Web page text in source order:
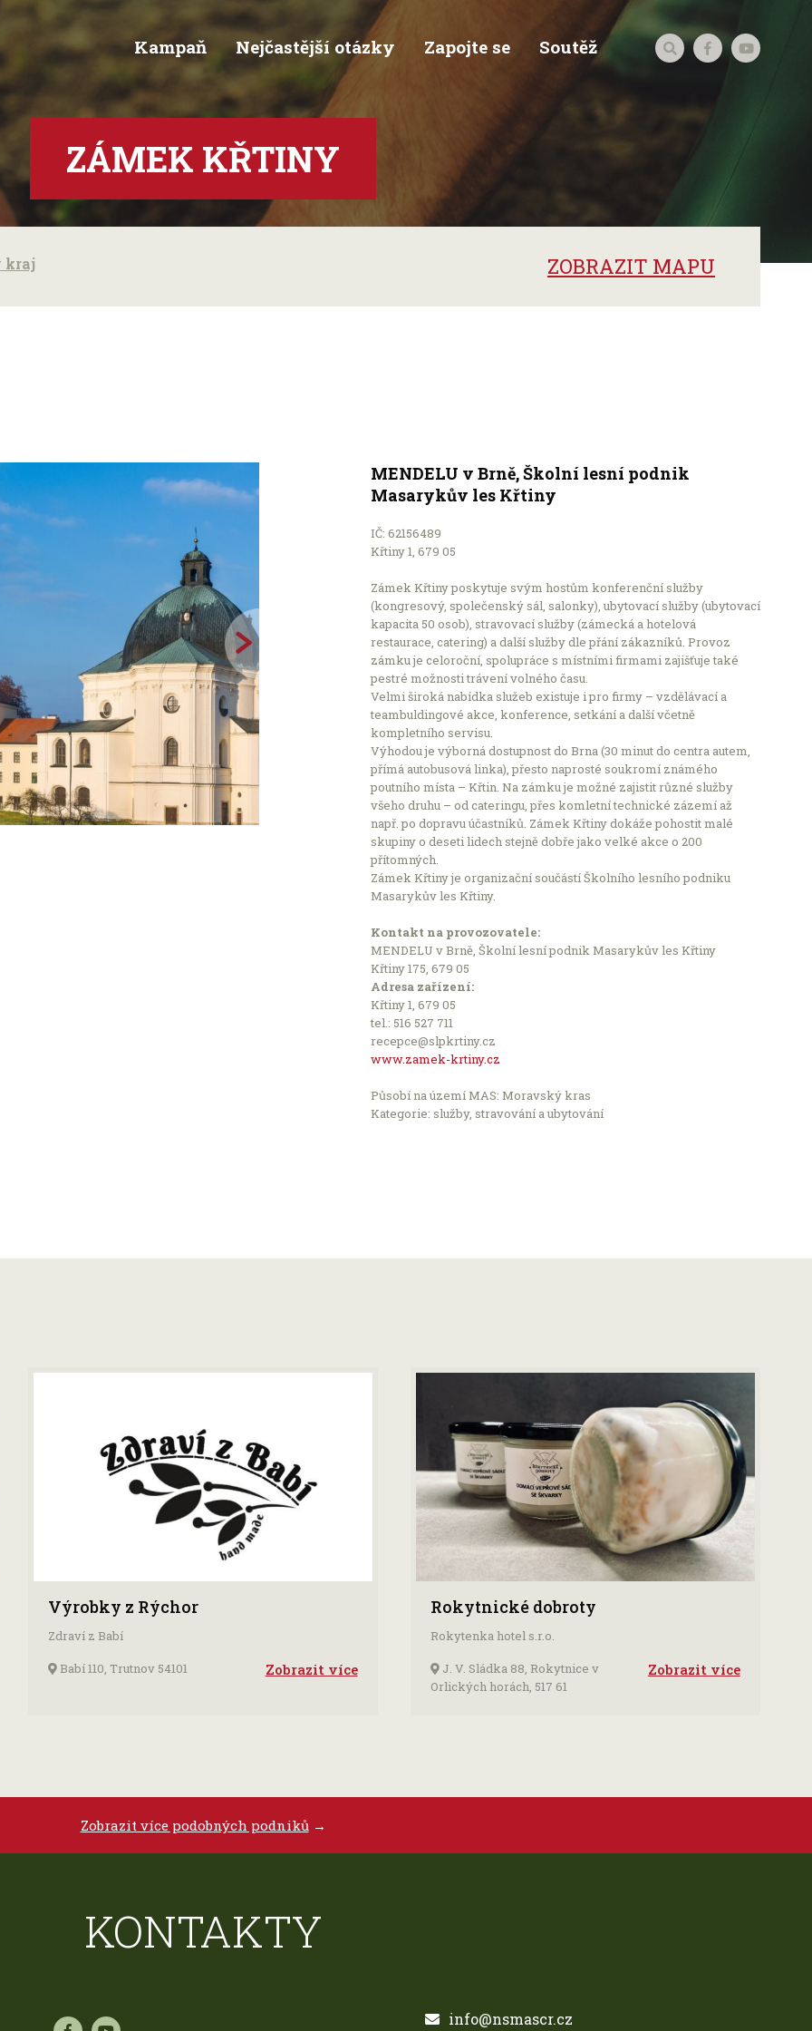
Kampaň Nejčastější otázky Zapojte se Soutěž
ZÁMEK KŘTINY
kraj ZOBRAZIT MAPU
Leaflet
MENDELU v Brně, Školní lesní podnik
Masarykův les Křtiny
IČ: 62156489
Křtiny 1, 679 05
Zámek Křtiny poskytuje svým hostům konferenční služby
(kongresový, společenský sál, salonky), ubytovací služby (ubytovací
kapacita 50 osob), stravovací služby (zámecká a hotelová
restaurace, catering) a další služby dle přání zákazníků. Provoz
zámku je celoroční, spolupráce s místními firmami zajišťuje také
pestré možnosti trávení volného času.
Velmi široká nabídka služeb existuje i pro firmy – vzdělávací a
teambuldingové akce, konference, setkání a další včetně
kompletního servisu.
Výhodou je výborná dostupnost do Brna (30 minut do centra autem,
přímá autobusová linka), přesto naprosté soukromí známého
poutního místa – Křtin. Na zámku je možné zajistit různé služby
všeho druhu – od cateringu, přes komletní technické zázemí až
např. po dopravu účastníků. Zámek Křtiny dokáže pohostit malé
skupiny o deseti lidech stejně dobře jako velké akce o 200
přítomných.
Zámek Křtiny je organizační součástí Školního lesního podniku
Masarykův les Křtiny.
Kontakt na provozovatele:
MENDELU v Brně, Školní lesní podnik Masarykův les Křtiny
Křtiny 175, 679 05
Adresa zařízení:
Křtiny 1, 679 05
tel.: 516 527 711
recepce@slpkrtiny.cz
www.zamek-krtiny.cz
Působí na území MAS: Moravský kras
Kategorie: služby, stravování a ubytování
Výrobky z Rýchor
Zdraví z Babí
Babí 110, Trutnov 54101
Zobrazit více
Rokytnické dobroty
Rokytenka hotel s.r.o.
J. V. Sládka 88, Rokytnice v
Orlických horách, 517 61
Zobrazit více
Zobrazit více podobných podniků→
KONTAKTY
info@nsmascr.cz